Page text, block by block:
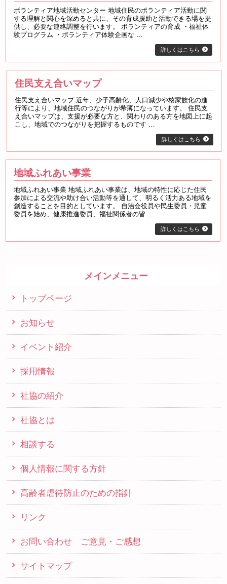
ボランティア地域活動センター 地域住民のボランティア活動に関
する理解と関心を深めると共に、その育成援助と活動できる場を提
供し、必要な連絡調整を行います。 ボランティアの育成 ・福祉体
験プログラム ・ボランティア体験企画な …
詳しくはこちら
住民支え合いマップ
住民支え合いマップ 近年、少子高齢化、人口減少や核家族化の進
行等により、地域住民のつながりが希薄になっています。 住民支
え合いマップは、支援が必要な方と、関わりのある方を地図上に起
こし、地域でのつながりを把握するものです …
詳しくはこちら
地域ふれあい事業
地域ふれあい事業 地域ふれあい事業は、地域の特性に応じた住民
参加による交流や助け合い活動等を通して、明るく活力ある地域を
創造することを目的としています。 自治会役員や民生委員・児童
委員を始め、健康推進委員、福祉関係者の皆 …
詳しくはこちら
メインメニュー
トップページ
お知らせ
イベント紹介
採用情報
社協の紹介
社協とは
相談する
個人情報に関する方針
高齢者虐待防止のための指針
リンク
お問い合わせ ご意見・ご感想
サイトマップ